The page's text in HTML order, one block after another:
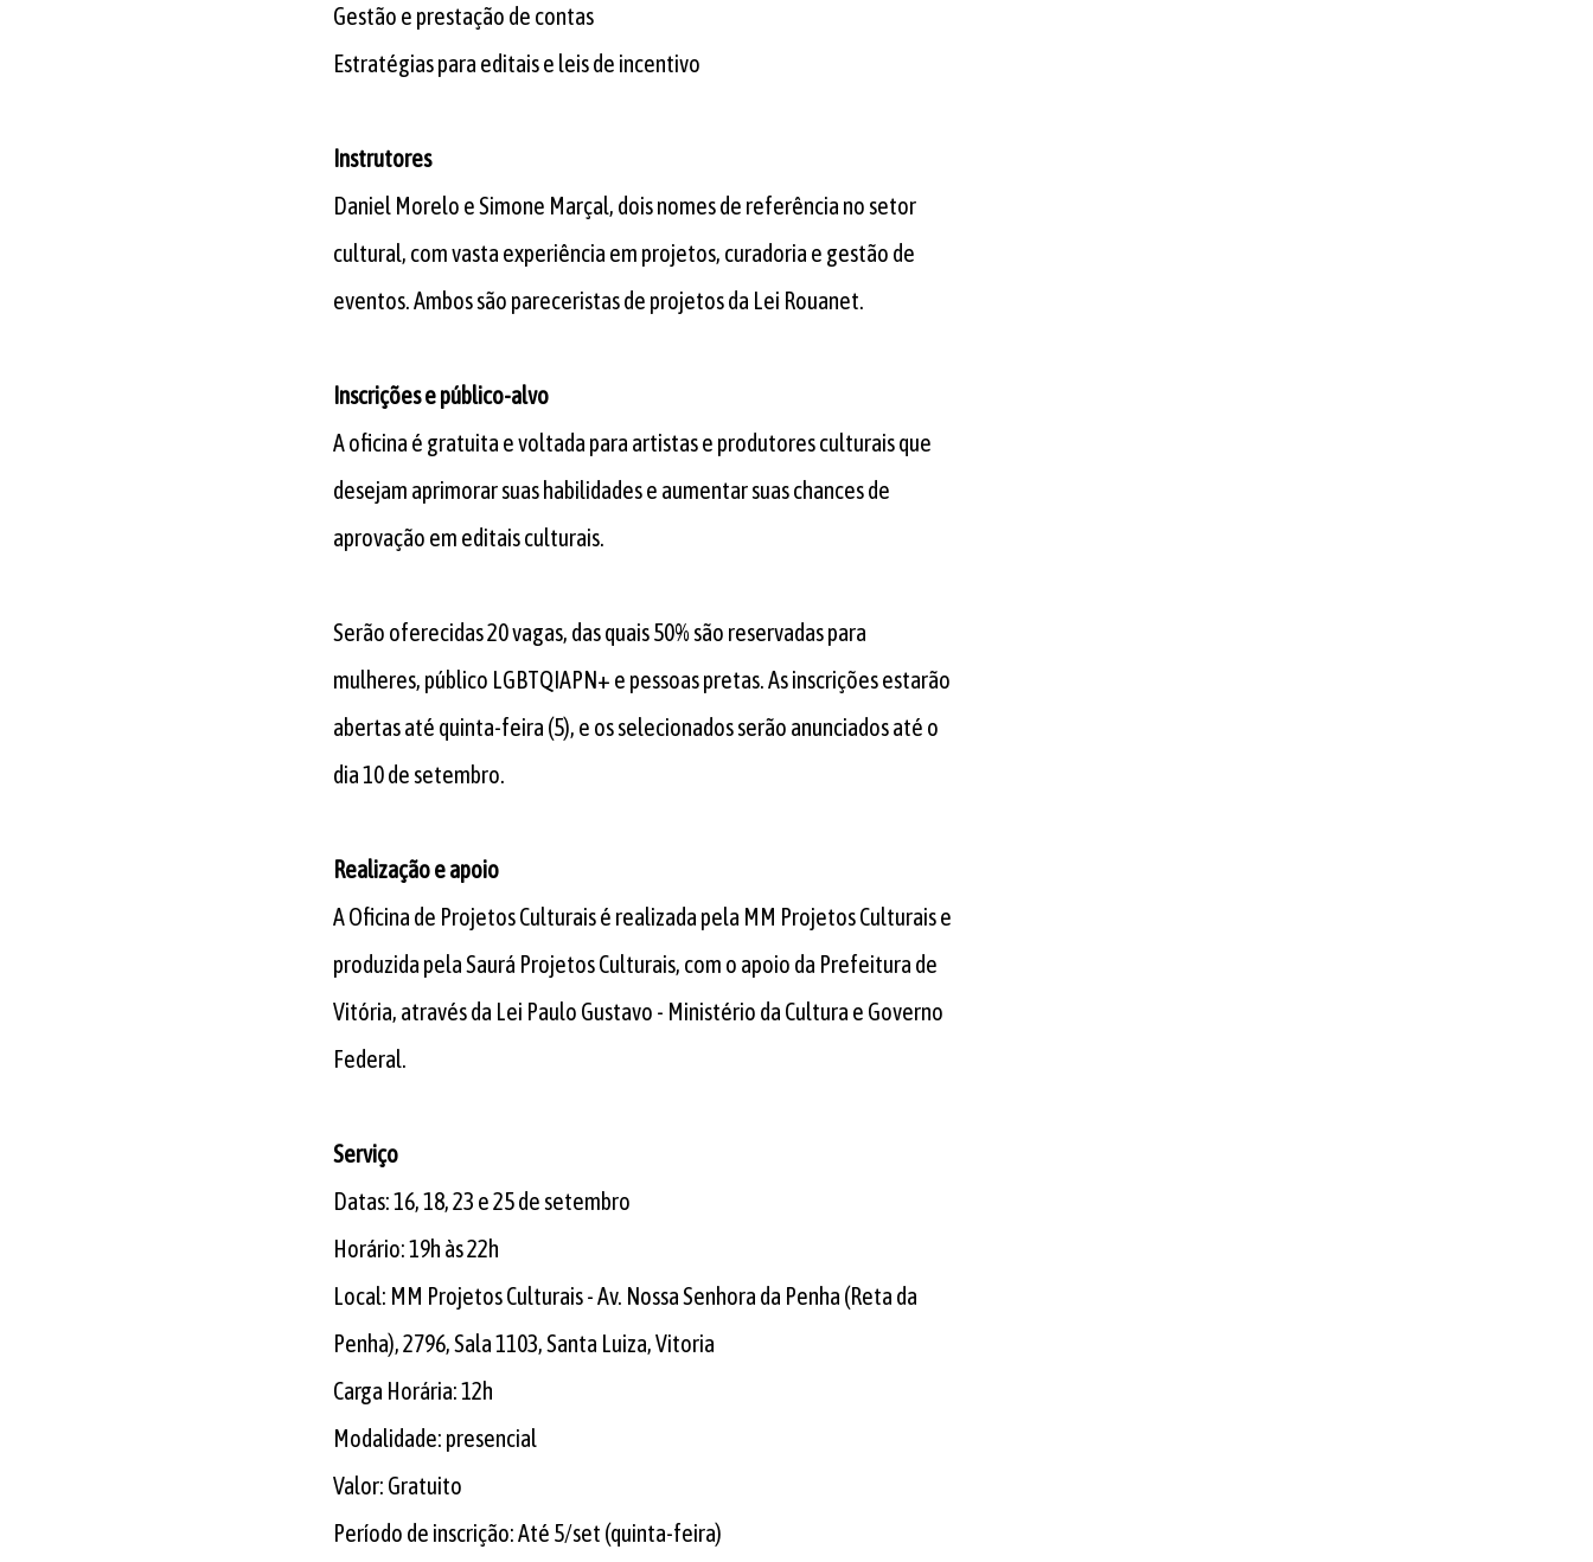
Gestão e prestação de contas
Estratégias para editais e leis de incentivo
Instrutores
Daniel Morelo e Simone Marçal, dois nomes de referência no setor
cultural, com vasta experiência em projetos, curadoria e gestão de
eventos. Ambos são pareceristas de projetos da Lei Rouanet.
Inscrições e público-alvo
A oficina é gratuita e voltada para artistas e produtores culturais que
desejam aprimorar suas habilidades e aumentar suas chances de
aprovação em editais culturais.
Serão oferecidas 20 vagas, das quais 50% são reservadas para
mulheres, público LGBTQIAPN+ e pessoas pretas. As inscrições estarão
abertas até quinta-feira (5), e os selecionados serão anunciados até o
dia 10 de setembro.
Realização e apoio
A Oficina de Projetos Culturais é realizada pela MM Projetos Culturais e
produzida pela Saurá Projetos Culturais, com o apoio da Prefeitura de
Vitória, através da Lei Paulo Gustavo - Ministério da Cultura e Governo
Federal.
Serviço
Datas: 16, 18, 23 e 25 de setembro
Horário: 19h às 22h
Local: MM Projetos Culturais - Av. Nossa Senhora da Penha (Reta da
Penha), 2796, Sala 1103, Santa Luiza, Vitoria
Carga Horária: 12h
Modalidade: presencial
Valor: Gratuito
Período de inscrição: Até 5/set (quinta-feira)